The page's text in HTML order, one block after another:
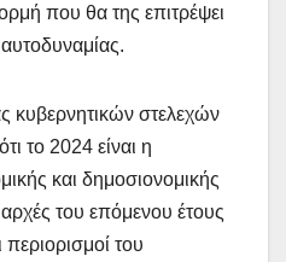
που θα της επιτρέψει
κυβερνητικών στελεχών
το 2024 είναι η
και δημοσιονομικής
του επόμενου έτους
του